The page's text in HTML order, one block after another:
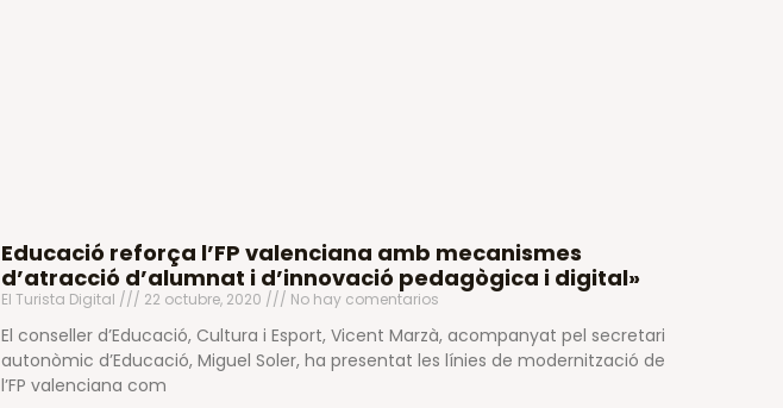
Educació reforça l’FP valenciana amb mecanismes
d’atracció d’alumnat i d’innovació pedagògica i digital»
El Turista Digital 22 octubre, 2020 No hay comentarios
El conseller d’Educació, Cultura i Esport, Vicent Marzà, acompanyat pel secretari
autonòmic d’Educació, Miguel Soler, ha presentat les línies de modernització de
l’FP valenciana com